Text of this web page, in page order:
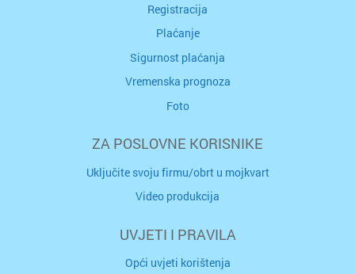
Registracija
Plaćanje
Sigurnost plaćanja
Vremenska prognoza
Foto
ZA POSLOVNE KORISNIKE
Uključite svoju firmu/obrt u mojkvart
Video produkcija
UVJETI I PRAVILA
Opći uvjeti korištenja